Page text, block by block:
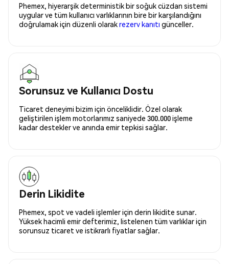
Phemex, hiyerarşik deterministik bir soğuk cüzdan sistemi
uygular ve tüm kullanıcı varlıklarının bire bir karşılandığını
doğrulamak için düzenli olarakrezerv kanıtı günceller.
Sorunsuz ve Kullanıcı Dostu
Ticaret deneyimi bizim için önceliklidir. Özel olarak
geliştirilen işlem motorlarımız saniyede 300.000 işleme
kadar destekler ve anında emir tepkisi sağlar.
Derin Likidite
Phemex, spot ve vadeli işlemler için derin likidite sunar.
Yüksek hacimli emir defterimiz, listelenen tüm varlıklar için
sorunsuz ticaret ve istikrarlı fiyatlar sağlar.